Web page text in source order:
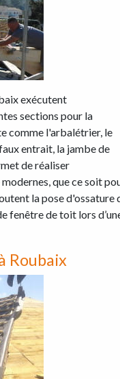
exécutent
sections pour la
comme l'arbalétrier, le
entrait, la jambe de
de réaliser
que ce soit
la pose d'ossature
fenêtre de toit lors
Roubaix